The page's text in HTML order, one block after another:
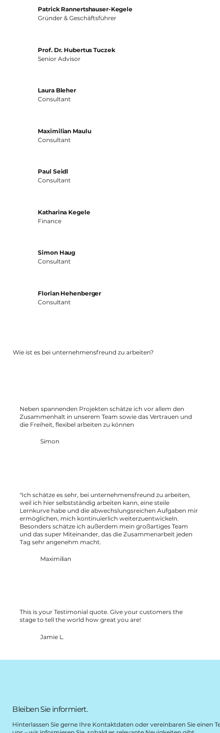
Patrick Rannertshauser-Kegele
Gründer & Geschäftsführer
Prof. Dr. Hubertus Tuczek
Senior Advisor
Laura Bleher
Consultant
Maximilian Maulu
Consultant
Paul Seidl
Consultant
Katharina Kegele
Finance
Simon Haug
Consultant
Florian Hehenberger
Consultant
Wie ist es bei unternehmensfreund zu arbeiten?
Neben spannenden Projekten schätze ich vor allem den
Zusammenhalt in unserem Team sowie das Vertrauen und
die Freiheit, flexibel arbeiten zu können
Simon
"Ich schätze es sehr, bei unternehmensfreund zu arbeiten,
weil ich hier selbstständig arbeiten kann, eine steile
Lernkurve habe und die abwechslungsreichen Aufgaben mir
ermöglichen, mich kontinuierlich weiterzuentwickeln.
Besonders schätze ich außerdem mein großartiges Team
und das super Miteinander, das die Zusammenarbeit jeden
Tag sehr angenehm macht.
Maximilian
This is your Testimonial quote. Give your customers the
stage to tell the world how great you are!
Jamie L.
Bleiben Sie informiert.
Hinterlassen Sie gerne Ihre Kontaktdaten oder vereinbaren Sie einen